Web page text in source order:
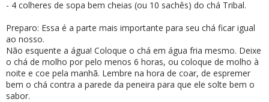
- 4 colheres de sopa bem cheias (ou 10 sachês) do chá Tribal.
Preparo: Essa é a parte mais importante para seu chá ficar igual
ao nosso.
Não esquente a água! Coloque o chá em água fria mesmo. Deixe
o chá de molho por pelo menos 6 horas, ou coloque de molho à
noite e coe pela manhã. Lembre na hora de coar, de espremer
bem o chá contra a parede da peneira para que ele solte bem o
sabor.